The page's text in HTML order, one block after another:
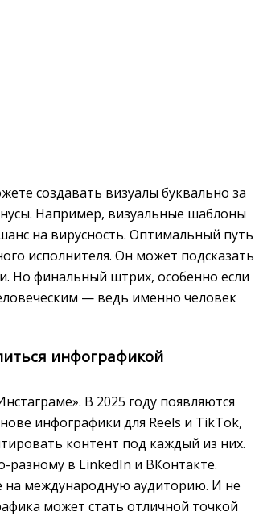
создавать визуалы буквально за
Например, визуальные шаблоны
на вирусность. Оптимальный путь
исполнителя. Он может подсказать
Но финальный штрих, особенно если
— ведь именно человек
инфографикой
В 2025 году появляются
инфографики для Reels и TikTok,
контент под каждый из них.
в LinkedIn и ВКонтакте.
на международную аудиторию. И не
может стать отличной точкой